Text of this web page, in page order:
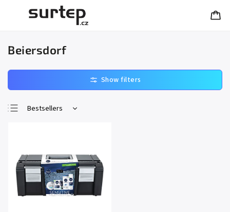
Beiersdorf
Bestsellers
Alphabetically